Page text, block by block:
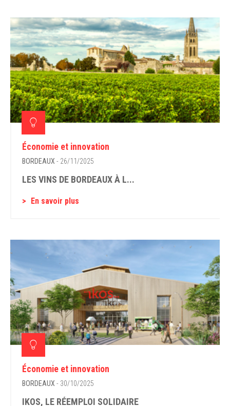
Économie et innovation
BORDEAUX - 26/11/2025
LES VINS DE BORDEAUX À L...
En savoir plus
Économie et innovation
BORDEAUX - 30/10/2025
IKOS, LE RÉEMPLOI SOLIDAIRE